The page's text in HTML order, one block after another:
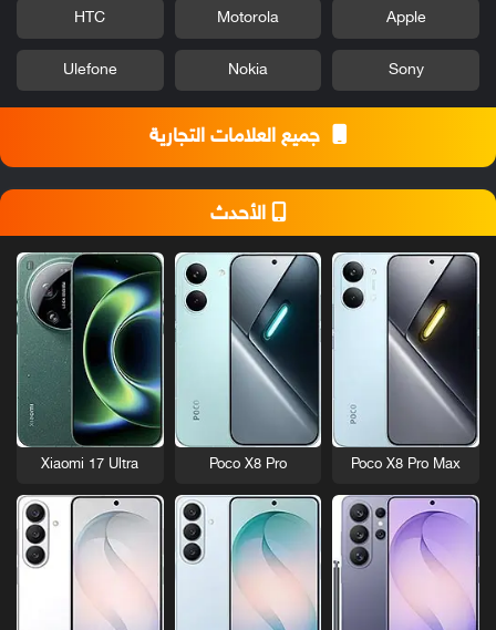
Apple
Motorola
HTC
Sony
Nokia
Ulefone
جميع العلامات التجارية
الأحدث
Poco X8 Pro Max
Poco X8 Pro
Xiaomi 17 Ultra